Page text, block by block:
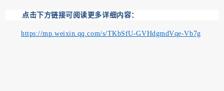
点击下方链接可阅读更多详细内容：
https://mp.weixin.qq.com/s/TKbSfU-GVHdgmdVqe-Vb7g